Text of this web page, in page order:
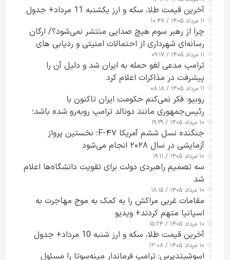
آخرین قیمت طلا، سکه و ارز یکشنبه 11 مرداد+ جدول
۱۱ مرداد ۱۴۰۵ / ۱۰:۴۶
چرا از رهبر سوم هیچ صدایی منتشر نمی‌شود؟/ ارگان
رسانه‌ای شهرداری از احتمالات امنیتی و ردیابی های
جاسوسی گفت
۱۱ مرداد ۱۴۰۵ / ۰۹:۱۷
ترامپ مدعی لغو حمله به ایران شد و دلیل آن را
پیشرفت در مذاکرات اعلام کرد
۱۱ مرداد ۱۴۰۵ / ۰۸:۱۸
روبیو: فکر نمی‌کنم حکومت ایران تاکنون با
رئیس‌جمهوری مانند دونالد ترامپ روبه‌رو شده باشد؛
کسی که واقعاً دست به اقدام می‌زند
۱۰ مرداد ۱۴۰۵ / ۱۹:۲۹
جنگنده نسل ششم آمریکا F-۴۷؛ نخستین پرواز
آزمایشی در سال ۲۰۲۸ انجام می‌شود
۱۰ مرداد ۱۴۰۵ / ۱۹:۱۱
سه تصمیم راهبردی دولت برای تقویت دانشگاه‌ها اعلام
شد
۱۰ مرداد ۱۴۰۵ / ۱۸:۱۵
مقامات غربی مراکش را به کمک به موج مهاجرت به
اسپانیا متهم کردند+ ویدیو
۱۰ مرداد ۱۴۰۵ / ۱۵:۲۴
آخرین قیمت طلا، سکه و ارز شنبه 10 مرداد+ جدول
۱۰ مرداد ۱۴۰۵ / ۱۳:۰۸
اسوشیتدپرس: ترامپ فرماندار مینه‌سوتا را مسئول